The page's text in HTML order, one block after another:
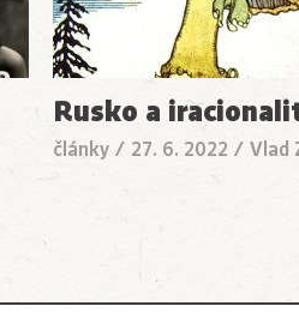
Rusko a
články / 27. 6. 2022 /Vlad